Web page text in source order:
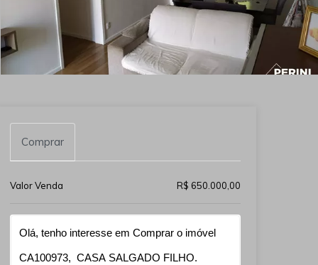
Comprar
Valor Venda R$ 650.000,00